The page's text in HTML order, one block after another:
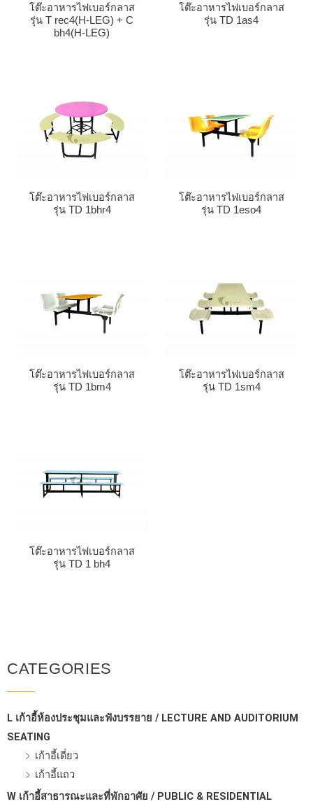
โต๊ะอาหารไฟเบอร์กลาส
รุ่น T rec4(H-LEG) + C
bh4(H-LEG)
โต๊ะอาหารไฟเบอร์กลาส
รุ่น TD 1as4
โต๊ะอาหารไฟเบอร์กลาส
รุ่น TD 1bhr4
โต๊ะอาหารไฟเบอร์กลาส
รุ่น TD 1eso4
โต๊ะอาหารไฟเบอร์กลาส
รุ่น TD 1bm4
โต๊ะอาหารไฟเบอร์กลาส
รุ่น TD 1sm4
โต๊ะอาหารไฟเบอร์กลาส
รุ่น TD 1 bh4
CATEGORIES
L เก้าอี้ห้องประชุมและฟังบรรยาย / LECTURE AND AUDITORIUM
SEATING
เก้าอี้เดี่ยว
เก้าอี้แถว
W เก้าอี้สาธารณะและที่พักอาศัย / PUBLIC & RESIDENTIAL